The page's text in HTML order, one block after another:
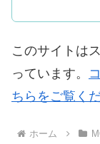
このサイトは
っています。
ちらをご覧く
ホーム